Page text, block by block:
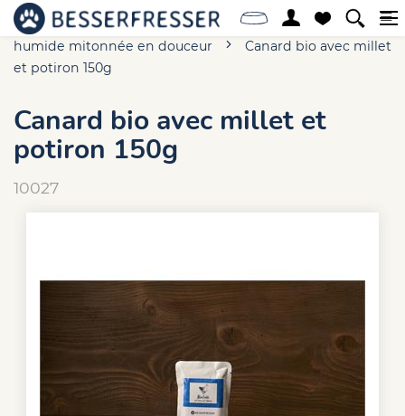
Accueil Online-Shop Chien
Alimentation
humide mitonnée en douceur
Canard bio avec millet
et potiron 150g
Canard bio avec millet et
potiron 150g
10027